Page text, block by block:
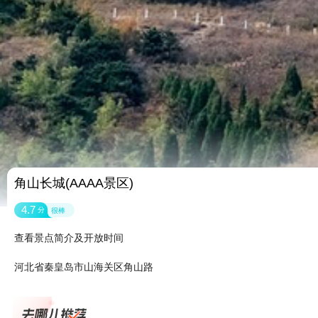
角山长城(AAAA景区)
4.7 分 很棒
查看景点简介及开放时间
河北省秦皇岛市山海关区角山路